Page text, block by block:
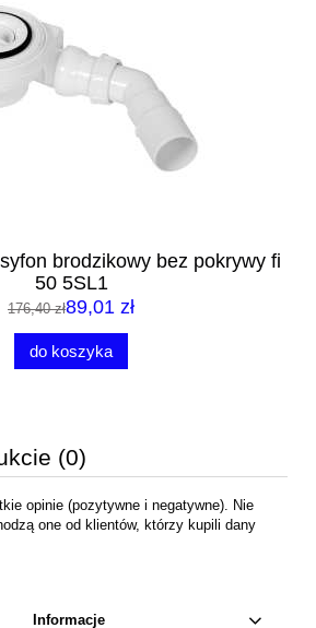
brodzikowy bez pokrywy fi
50 5SL1
176,40 zł89,01 zł
do koszyka
(0)
opinie (pozytywne i negatywne). Nie
one od klientów, którzy kupili dany
Informacje